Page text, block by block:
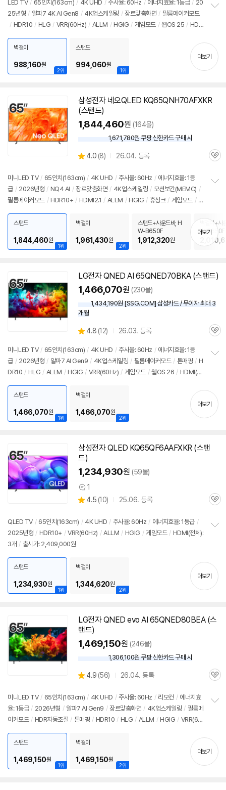
리
뷰
LED TV / 65인치(163cm) / 4K UHD / 주사율: 60Hz / 에너지효율: 1등급 / 20
25년형 / 알파7 4K AI Gen8 / 4K업스케일링 / 장르맞춤화면 / 필름메이커모드
/ HDR10 / HLG / VRR(60Hz) / ALLM / HGIG / 게임모드 / 웹OS 25 / HD
기
2위
벽걸이
988,160원
1위
스탠드
994,060원
더보기
삼성전자 네오QLED KQ65QNH70AFXKR
(스탠드)
1,844,460원 (164몰)
할
가
1,671,780원 쿠팡 신한카드 구매 시
별
4.0 (상
리
뷰
8) 26.04. 등록
관
미니LED TV / 65인치(163cm) / 4K UHD / 주사율: 60Hz / 에너지효율: 1등
급 / 2026년형 / NQ4 AI / 장르맞춤화면 / 4K업스케일링 / 모션보간(MEMC) /
필름메이커모드 / HDR10+ / HDMI2.1 / ALLM / HGIG / 휴싱크 / 게임모드 / D
치
기
1위
스탠드
1,844,460원
2위
벽걸이
1,961,430원
스탠드+사운드바, H
W-B650F
1,912,320원
벽걸이+사
W-B650F
더보기
LG전자 QNED AI 65QNED70BKA (스탠드)
1,466,070원 (230몰)
1,434,190원 [SSG.COM] 삼성카드 / 무이자 최대 3
개월
별
점
4.8 (상
리
뷰
12) 26.03. 등록
관
미니LED TV / 65인치(163cm) / 4K UHD / 주사율: 60Hz / 에너지효율: 1등
급 / 2026년형 / 알파7 AI Gen9 / 4K업스케일링 / 필름메이커모드 / 톤매핑 / H
DR10 / HLG / ALLM / HGIG / VRR(60Hz) / 게임모드 / 웹OS 26 / HDMI(전
기
1위
스탠드
1,466,070원
2위
벽걸이
1,466,070원
더보기
삼성전자 QLED KQ65QF6AAFXKR (스탠
드)
1,234,930원 (59몰)
상
품
견
1
별
4.5 (상
리
뷰
10) 25.06. 등록
관
QLED TV / 65인치(163cm) / 4K UHD / 주사율: 60Hz / 에너지효율: 1등급 /
2025년형 / HDR10+ / VRR(60Hz) / ALLM / HGIG / 게임모드 / HDMI(전체):
3개 / 출시가: 2,409,000원
기
1위
스탠드
1,234,930원
2위
벽걸이
1,344,620원
더보기
LG전자 QNED evo AI 65QNED80BEA (스
탠드)
1,469,150원 (246몰)
할
가
1,306,100원 쿠팡 신한카드 구매 시
별
4.9 (상
리
뷰
56) 26.04. 등록
관
미니LED TV / 65인치(163cm) / 4K UHD / 주사율: 60Hz / 리모컨 / 에너지효
율: 1등급 / 2026년형 / 알파7 AI Gen9 / 장르맞춤화면 / 4K업스케일링 / 필름메
이커모드 / HDR자동조절 / 톤매핑 / HDR10 / HLG / ALLM / HGIG / VRR(60
기
1위
스탠드
1,469,150원
2위
벽걸이
1,469,150원
더보기